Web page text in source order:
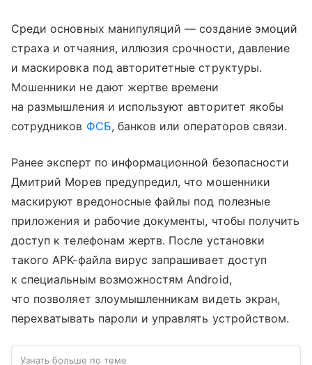
Среди основных манипуляций — создание эмоций
страха и отчаяния, иллюзия срочности, давление
и маскировка под авторитетные структуры.
Мошенники не дают жертве времени
на размышления и используют авторитет якобы
сотрудников ФСБ, банков или операторов связи.
Ранее эксперт по информационной безопасности
Дмитрий Морев предупредил, что мошенники
маскируют вредоносные файлы под полезные
приложения и рабочие документы, чтобы получить
доступ к телефонам жертв. После установки
такого APK-файла вирус запрашивает доступ
к специальным возможностям Android,
что позволяет злоумышленникам видеть экран,
перехватывать пароли и управлять устройством.
Узнать больше по теме